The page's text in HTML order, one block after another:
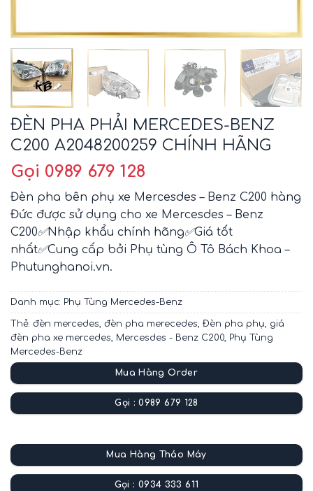
ĐÈN PHA PHẢI MERCEDES-BENZ
C200 A2048200259 CHÍNH HÃNG
Gọi 0989 679 128
Đèn pha bên phụ xe Mercesdes – Benz C200 hàng
Đức được sử dụng cho xe Mercesdes – Benz
C200✅Nhập khẩu chính hãng✅Giá tốt
nhất✅Cung cấp bởi Phụ tùng Ô Tô Bách Khoa –
Phutunghanoi.vn.
Danh mục: Phụ Tùng Mercedes-Benz
Thẻ: đèn mercedes đèn pha merecedes Đèn pha phụ
giá
đèn pha xe mercedes
Mercesdes - Benz C200
Phụ Tùng
Mercedes-Benz
Mua Hàng Order
Gọi : 0989 679 128
Mua Hàng Tháo Máy
Gọi : 0934 333 611